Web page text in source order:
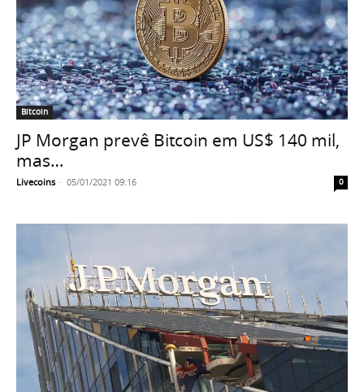
Bitcoin
JP Morgan prevê Bitcoin em US$ 140 mil,
mas…
Livecoins - 05/01/2021 09:16 0